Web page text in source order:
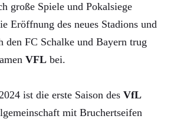
große Spiele und Pokalsiege
Eröffnung des neues Stadions und
den FC Schalke und Bayern trug
VFL bei.
ist die erste Saison des VfL
mit Bruchertseifen